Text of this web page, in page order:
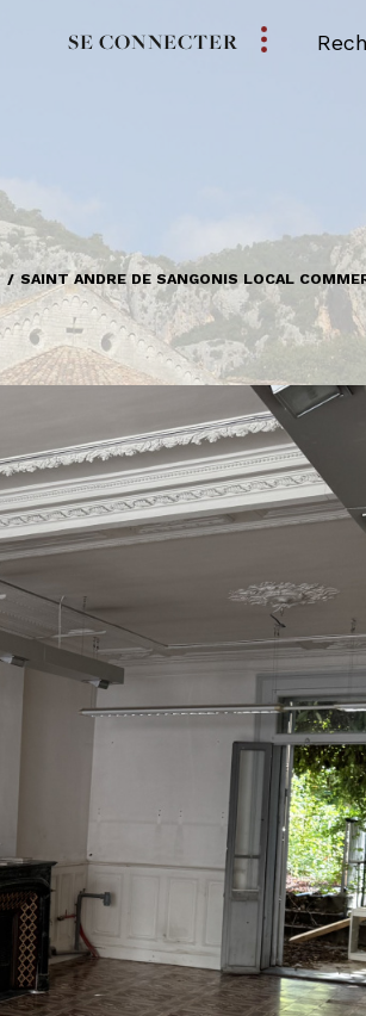
SE CONNECTER
SAINT ANDRE DE SANGONIS LOCAL